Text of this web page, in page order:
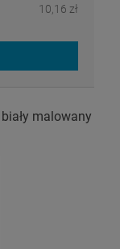
10,16 zł
malowany